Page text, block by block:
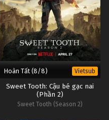
Hoàn Tất (8/8) Vietsub
Sweet Tooth: Cậu bé gạc nai
(Phần 2)
Sweet Tooth (Season 2)